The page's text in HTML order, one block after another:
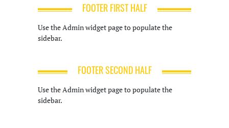
FOOTER FIRST HALF
Use the Admin widget page to populate the
sidebar.
FOOTER SECOND HALF
Use the Admin widget page to populate the
sidebar.